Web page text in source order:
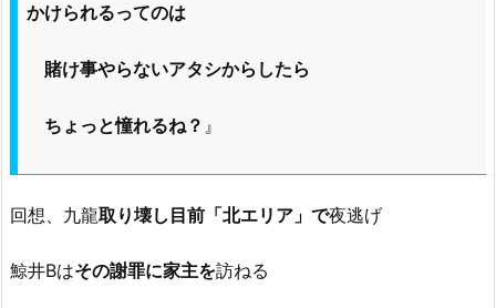
かけられるってのは
賭け事やらないアタシからしたら
ちょっと憧れるね？ 』
回想、九龍取り壊し目前「北エリア」で夜逃げ
鯨井Bはその謝罪に家主を訪ねる